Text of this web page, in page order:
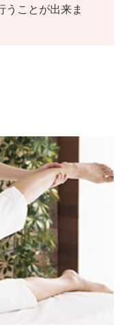
うことが出来ま
知識
スとも連携し、リハビ